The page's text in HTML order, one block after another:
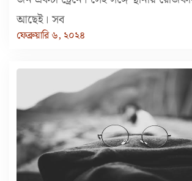
আছেই। সব
ফেব্রুয়ারি ৬, ২০২৪